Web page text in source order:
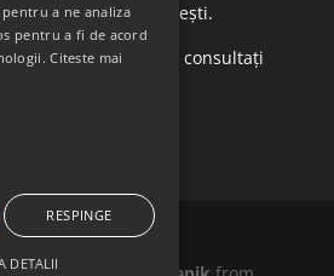
3, Sector 1, București.
vă rugăm să consultați
a produselor
a ne analiza
pentru a fi de acord
Citeste mai
RESPINGE
DETALII